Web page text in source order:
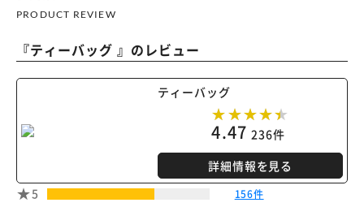
PRODUCT REVIEW
『ティーバッグ 』のレビュー
ティーバッグ
4.47 236件
詳細情報を見る
5
156件
※ご確認ください